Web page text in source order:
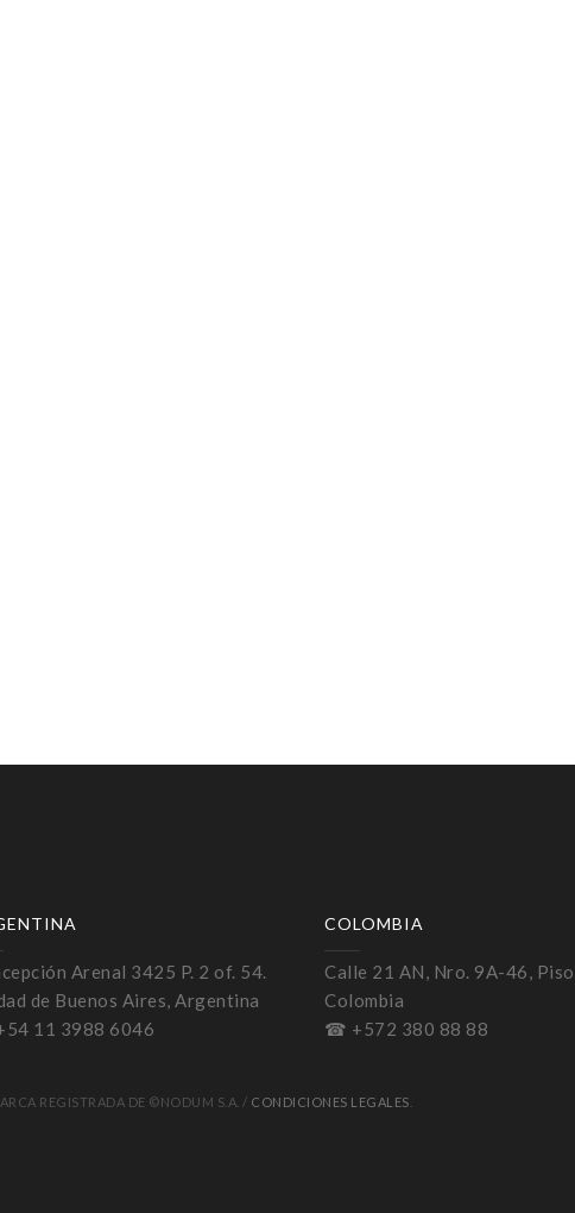
Arenal 3425 P. 2 of. 54.
de Buenos Aires, Argentina
11 3988 6046
COLOMBIA
Calle 21 AN, Nro. 9A-46,
Colombia
☎ +572 380 88 88
REGISTRADA DE ©NODUM S.A. / CONDICIONES LEGALES